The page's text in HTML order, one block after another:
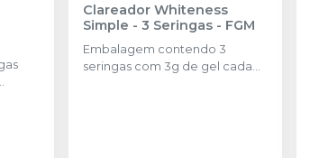
Clareador Whiteness
Simple - 3 Seringas - FGM
Embalagem contendo 3
seringas com 3g de gel cada